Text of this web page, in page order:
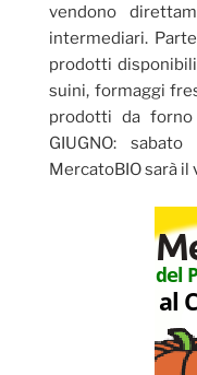
vendono
intermediari.
prodotti
suini, formaggi
prodotti da
GIUGNO:
MercatoBIO sarà il